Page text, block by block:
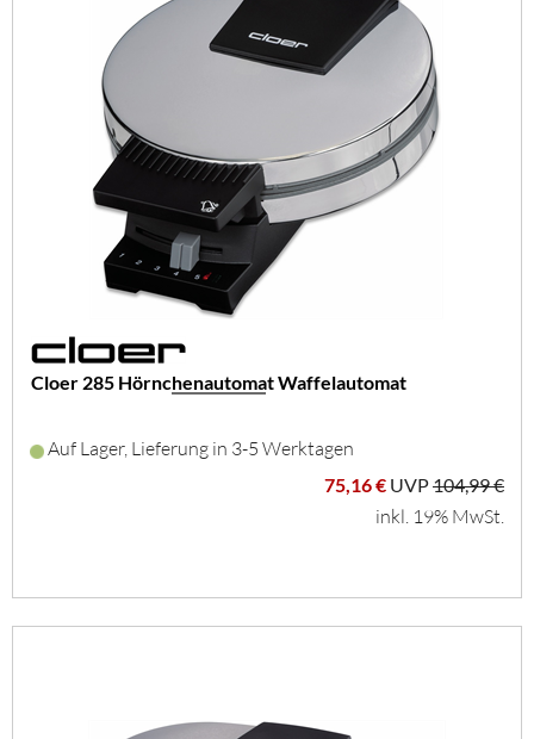
Cloer 285 Hörnchenautomat Waffelautomat
Auf Lager, Lieferung in 3-5 Werktagen
75,16 € UVP104,99 €
inkl. 19% MwSt.